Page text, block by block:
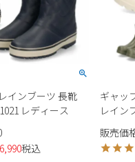
ンブーツ 長靴
レディース
6,990税込
ギャッ
レイン
ト
ツ ガー
女性
販売価